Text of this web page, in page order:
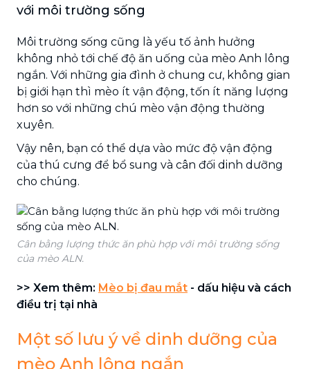
với môi trường sống
Môi trường sống cũng là yếu tố ảnh hưởng
không nhỏ tới chế độ ăn uống của mèo Anh lông
ngắn. Với những gia đình ở chung cư, không gian
bị giới hạn thì mèo ít vận động, tốn ít năng lượng
hơn so với những chú mèo vận động thường
xuyên.
Vậy nên, bạn có thể dựa vào mức độ vận động
của thú cưng để bổ sung và cân đối dinh dưỡng
cho chúng.
Cân bằng lượng thức ăn phù hợp với môi trường sống
của mèo ALN.
>> Xem thêm: Mèo bị đau mắt - dấu hiệu và cách
điều trị tại nhà
Một số lưu ý về dinh dưỡng của
mèo Anh lông ngắn